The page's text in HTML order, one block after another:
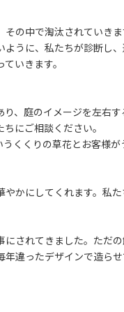
の中で淘汰されていき
うに、私たちが診断し
いきます。
、庭のイメージを左右
にご相談ください。
くくりの草花とお客様
かにしてくれます。私
されてきました。ただ
違ったデザインで造ら